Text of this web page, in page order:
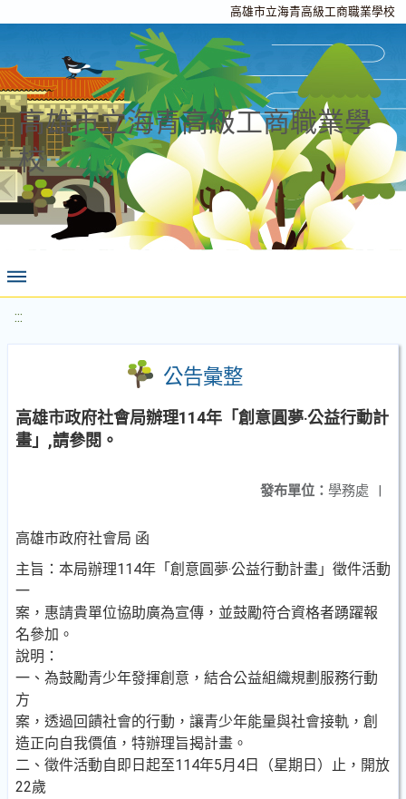
高雄市立海青高級工商職業學校
高雄市立海青高級工商職業學
校
:::
公告彙整
高雄市政府社會局辦理114年「創意圓夢‧公益行動計
畫」,請參閱。
發布單位： 學務處 |
高雄市政府社會局 函
主旨：本局辦理114年「創意圓夢‧公益行動計畫」徵件活動
一
案，惠請貴單位協助廣為宣傳，並鼓勵符合資格者踴躍報
名參加。
說明：
一、為鼓勵青少年發揮創意，結合公益組織規劃服務行動
方
案，透過回饋社會的行動，讓青少年能量與社會接軌，創
造正向自我價值，特辦理旨揭計畫。
二、徵件活動自即日起至114年5月4日（星期日）止，開放
22歲